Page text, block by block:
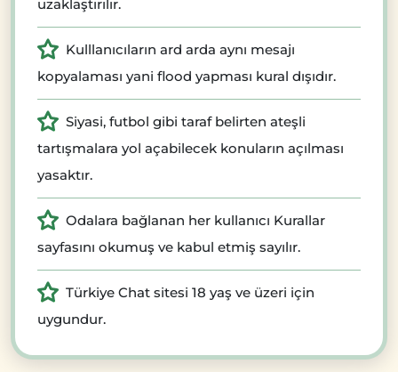
uzaklaştırılır.
Kulllanıcıların ard arda aynı mesajı
kopyalaması yani flood yapması kural dışıdır.
Siyasi, futbol gibi taraf belirten ateşli
tartışmalara yol açabilecek konuların açılması
yasaktır.
Odalara bağlanan her kullanıcı Kurallar
sayfasını okumuş ve kabul etmiş sayılır.
Türkiye Chat sitesi 18 yaş ve üzeri için
uygundur.